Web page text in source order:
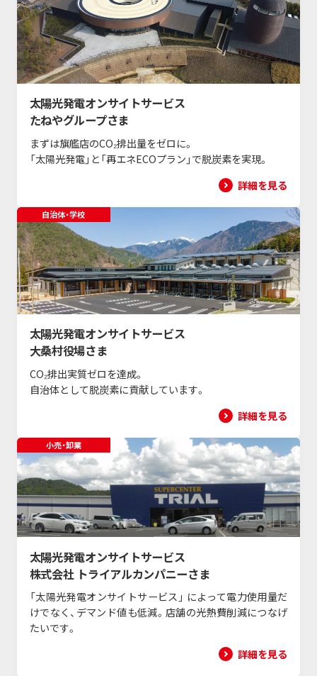
太陽光発電オンサイトサービス
たねやグループさま
まずは旗艦店のCO₂排出量をゼロに。
「太陽光発電」と「再エネECOプラン」で脱炭素を実現。
詳細を見る
自治体・学校
太陽光発電オンサイトサービス
大桑村役場さま
CO₂排出実質ゼロを達成。
自治体として脱炭素に貢献しています。
詳細を見る
小売・卸業
太陽光発電オンサイトサービス
株式会社 トライアルカンパニーさま
「太陽光発電オンサイトサービス」 によって電力使用量だ
けでなく、デマンド値も低減。店舗の光熱費削減につなげ
たいです。
詳細を見る